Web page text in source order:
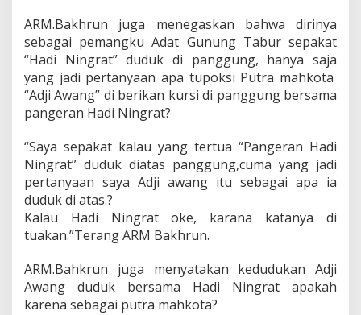
i
r
i
n
y
a
d
P
e
a
t
i
a
n
D
P
ARM.Bakhrun juga menegaskan bahwa dirinya
sebagai pemangku Adat Gunung Tabur sepakat
“Hadi Ningrat” duduk di panggung, hanya saja
yang jadi pertanyaan apa tupoksi Putra mahkota
“Adji Awang” di berikan kursi di panggung bersama
pangeran Hadi Ningrat?
“Saya sepakat kalau yang tertua “Pangeran Hadi
Ningrat” duduk diatas panggung,cuma yang jadi
pertanyaan saya Adji awang itu sebagai apa ia
duduk di atas.?
Kalau Hadi Ningrat oke, karana katanya di
tuakan.”Terang ARM Bakhrun.
ARM.Bahkrun juga menyatakan kedudukan Adji
Awang duduk bersama Hadi Ningrat apakah
karena sebagai putra mahkota?